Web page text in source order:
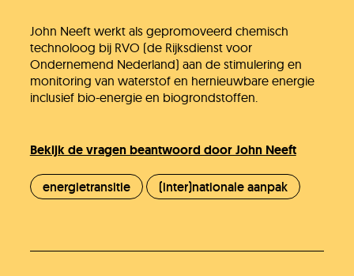
John Neeft werkt als gepromoveerd chemisch
technoloog bij RVO (de Rijksdienst voor
Ondernemend Nederland) aan de stimulering en
monitoring van waterstof en hernieuwbare energie
inclusief bio-energie en biogrondstoffen.
Bekijk de vragen beantwoord door John Neeft
energietransitie (inter)nationale aanpak